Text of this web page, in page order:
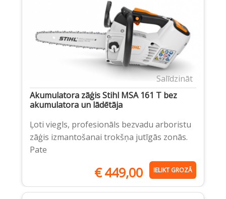
Salīdzināt
Akumulatora zāģis Stihl MSA 161 T bez
akumulatora un lādētāja
Ļoti viegls, profesionāls bezvadu arboristu
zāģis izmantošanai trokšņa jutīgās zonās.
Pate
€449,00 IELIKT GROZĀ